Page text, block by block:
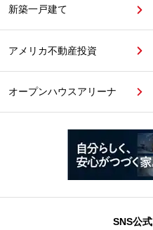
新築一戸建て
アメリカ不動産投資
オープンハウスアリーナ
SNS公